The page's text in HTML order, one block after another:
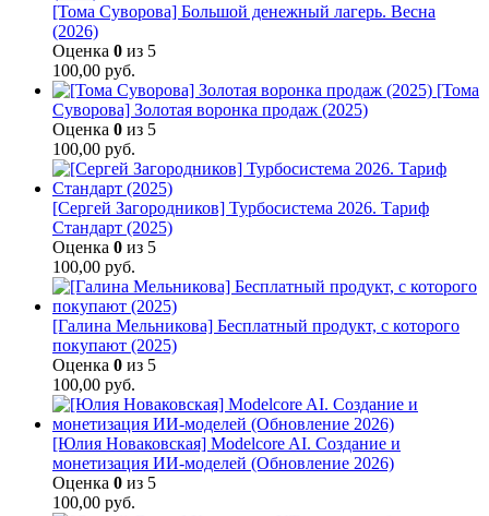
[Тома Суворова] Большой денежный лагерь. Весна
(2026)
Оценка 0 из 5
100,00 руб.
[Тома
Суворова] Золотая воронка продаж (2025)
Оценка 0 из 5
100,00 руб.
[Сергей Загородников] Турбосистема 2026. Тариф
Стандарт (2025)
Оценка 0 из 5
100,00 руб.
[Галина Мельникова] Бесплатный продукт, с которого
покупают (2025)
Оценка 0 из 5
100,00 руб.
[Юлия Новаковская] Modelcore AI. Создание и
монетизация ИИ-моделей (Обновление 2026)
Оценка 0 из 5
100,00 руб.